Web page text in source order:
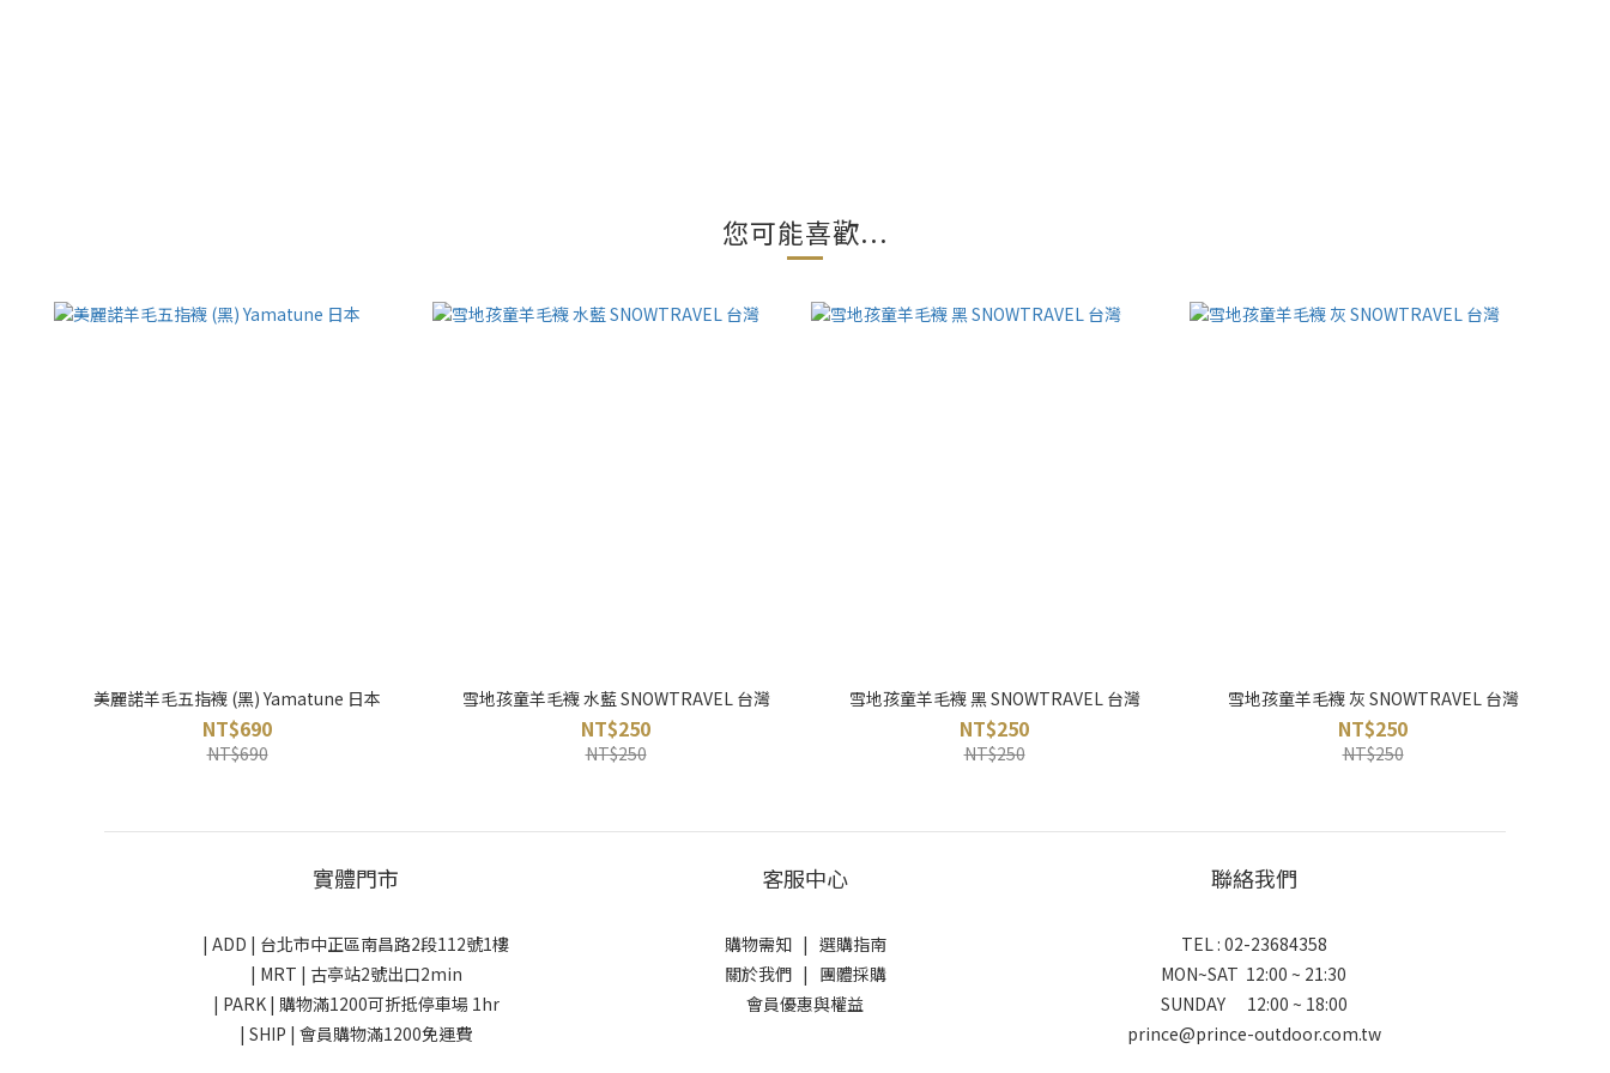
您可能喜歡...
美麗諾羊毛五指襪 (黑) Yamatune 日本
NT$690
NT$690
雪地孩童羊毛襪 水藍 SNOWTRAVEL 台灣
NT$250
NT$250
雪地孩童羊毛襪 黑 SNOWTRAVEL 台灣
NT$250
NT$250
雪地孩童羊毛襪 灰 SNOWTRAVEL 台灣
NT$250
NT$250
實體門市
| ADD | 台北市中正區南昌路2段112號1樓
| MRT | 古亭站2號出口2min
| PARK | 購物滿1200可折抵停車場 1hr
| SHIP | 會員購物滿1200免運費
客服中心
購物需知| 選購指南
關於我們| 團體採購
會員優惠與權益
聯絡我們
TEL : 02-23684358
MON~SAT 12:00 ~ 21:30
SUNDAY 12:00 ~ 18:00
prince@prince-outdoor.com.tw